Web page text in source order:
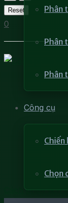
Phân
Phân
Phân
Công cụ
Chiến
Chọn
Reset
0
Cách phân tích